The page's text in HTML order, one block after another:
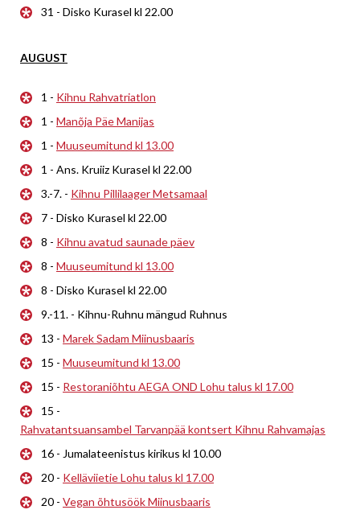
31 - Disko Kurasel kl 22.00
AUGUST
1 - Kihnu Rahvatriatlon
1 - Manõja Päe Manijas
1 - Muuseumitund kl 13.00
1 - Ans. Kruiiz Kurasel kl 22.00
3.-7. - Kihnu Pillilaager Metsamaal
7 - Disko Kurasel kl 22.00
8 - Kihnu avatud saunade päev
8 - Muuseumitund kl 13.00
8 - Disko Kurasel kl 22.00
9.-11. - Kihnu-Ruhnu mängud Ruhnus
13 - Marek Sadam Miinusbaaris
15 - Muuseumitund kl 13.00
15 - Restoraniõhtu AEGA OND Lohu talus kl 17.00
15 -
Rahvatantsuansambel Tarvanpää kontsert Kihnu Rahvamajas
16 - Jumalateenistus kirikus kl 10.00
20 - Kelläviietie Lohu talus kl 17.00
20 - Vegan õhtusöök Miinusbaaris